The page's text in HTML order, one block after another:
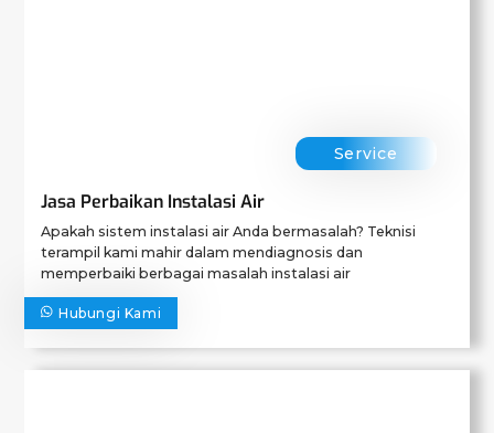
Service
Jasa Perbaikan Instalasi Air
Apakah sistem instalasi air Anda bermasalah? Teknisi
terampil kami mahir dalam mendiagnosis dan
memperbaiki berbagai masalah instalasi air
Hubungi Kami